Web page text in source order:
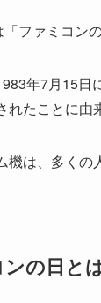
ファミコン
年7月15日
れたことに由
機は、多くの
の日と